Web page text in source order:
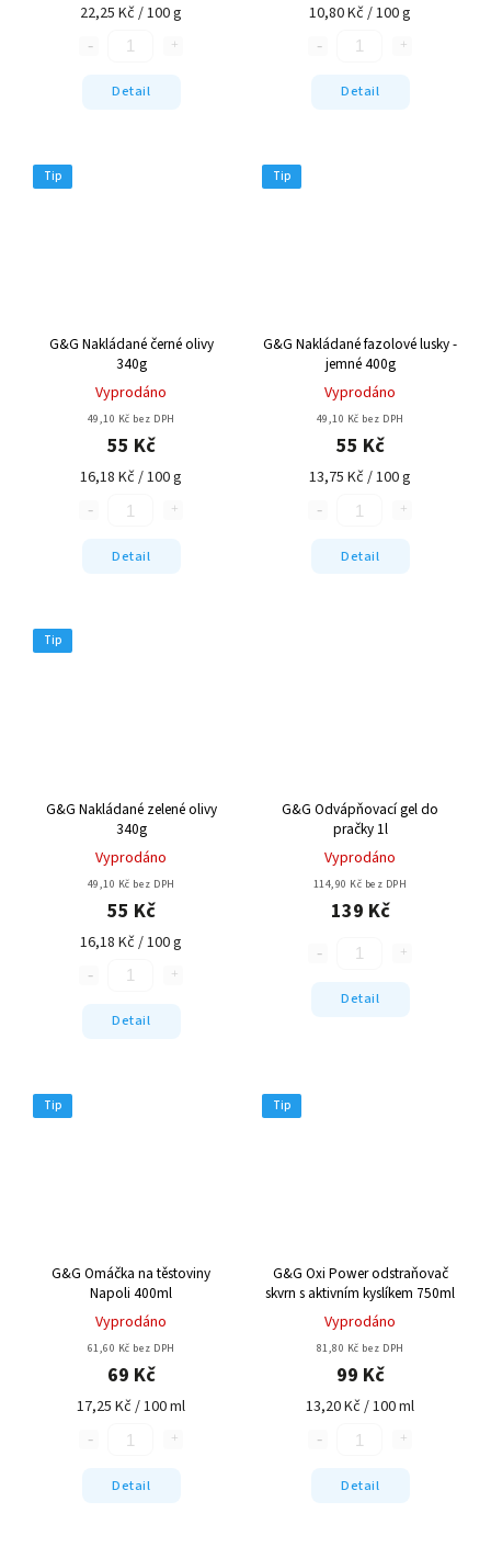
22,25 Kč / 100 g
Detail
10,80 Kč / 100 g
Detail
Tip
G&G Nakládané černé olivy
340g
Vyprodáno
49,10 Kč bez DPH
55 Kč
16,18 Kč / 100 g
Detail
Tip
G&G Nakládané fazolové lusky -
jemné 400g
Vyprodáno
49,10 Kč bez DPH
55 Kč
13,75 Kč / 100 g
Detail
Tip
G&G Nakládané zelené olivy
340g
Vyprodáno
49,10 Kč bez DPH
55 Kč
16,18 Kč / 100 g
Detail
G&G Odvápňovací gel do
pračky 1l
Vyprodáno
114,90 Kč bez DPH
139 Kč
Detail
Tip
G&G Omáčka na těstoviny
Napoli 400ml
Vyprodáno
61,60 Kč bez DPH
69 Kč
17,25 Kč / 100 ml
Detail
Tip
G&G Oxi Power odstraňovač
skvrn s aktivním kyslíkem 750ml
Vyprodáno
81,80 Kč bez DPH
99 Kč
13,20 Kč / 100 ml
Detail